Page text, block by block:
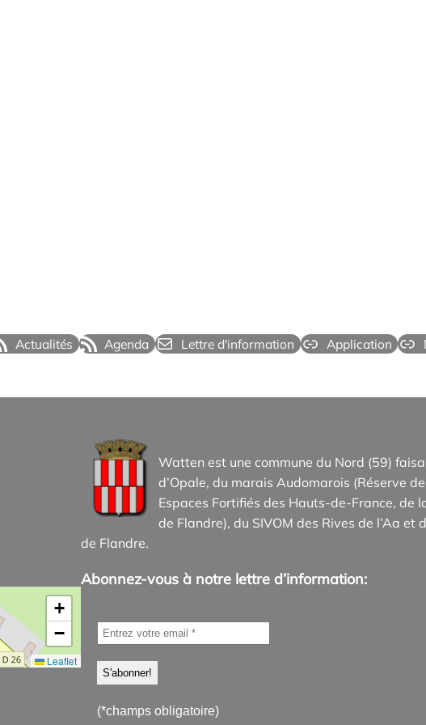
Actualités Agenda Lettre d'information Application
+
−
Leaflet
Watten est une commune du Nord (59)
d’Opale, du marais Audomarois (Réserve
Espaces Fortifiés des Hauts-de-France, de
de Flandre), du SIVOM des Rives de l’Aa et
de Flandre.
Abonnez-vous à notre lettre d’information:
(*champs obligatoire)